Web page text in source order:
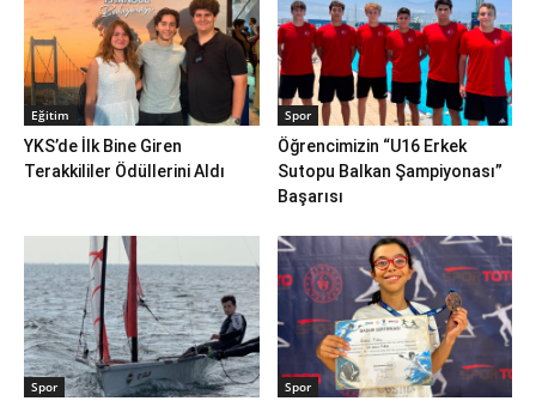
Eğitim
YKS’de İlk Bine Giren
Terakkililer Ödüllerini Aldı
Spor
Öğrencimizin “U16 Erkek
Sutopu Balkan Şampiyonası”
Başarısı
Spor Spor